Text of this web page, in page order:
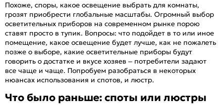
Похоже, споры, какое освещение выбрать для комнаты,
грозят приобрести глобальные масштабы. Огромный выбор
осветительных приборов на современном рынке порою
ставят просто в тупик. Вопросы: что подойдет в то или иное
помещение, какое освещение будет лучше, как не пожалеть
позже о выборе, какие осветительные приборы будут
говорить о достатке и вкусе хозяев – потребители задают
все чаще и чаще. Попробуем разобраться в некоторых
нюансах использования и спотов, и люстр.
Что было раньше: споты или люстры